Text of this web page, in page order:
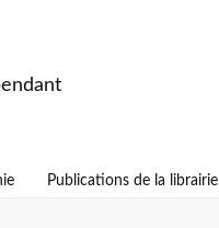
Publications de la librairie